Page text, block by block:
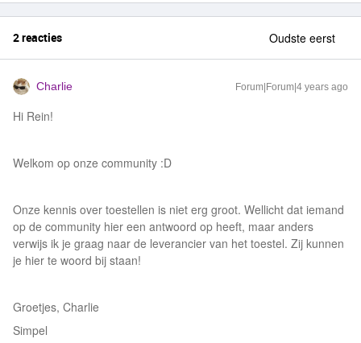
2 reacties Oudste eerst
Charlie Forum|Forum|4 years ago
Hi Rein!
Welkom op onze community :D
Onze kennis over toestellen is niet erg groot. Wellicht dat iemand
op de community hier een antwoord op heeft, maar anders
verwijs ik je graag naar de leverancier van het toestel. Zij kunnen
je hier te woord bij staan!
Groetjes, Charlie
Simpel